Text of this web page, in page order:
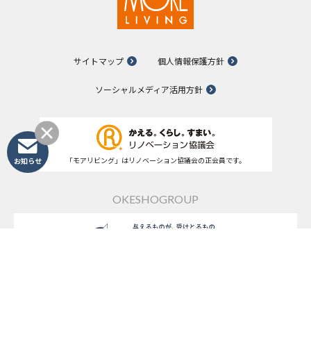
サイトマップ 個人情報保護方針
ソーシャルメディア活用方針
「モアリビング」はリノベーション協議会の正会員です。
OKESHOGROUP
お知らせ